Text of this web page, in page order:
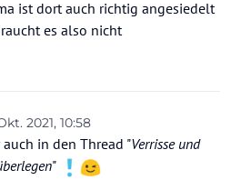
kam ich nie durch um mit jemandem
ich auch da nichts dagegen tun,
- Toll !
nie mehr mit HolidayCheck und
mehr mit LMX!
ist dort auch richtig angesiedelt
es also nicht
2021, 10:58
in den Thread "Verrisse und
"